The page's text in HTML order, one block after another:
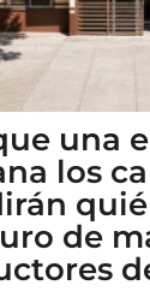
una
los
de